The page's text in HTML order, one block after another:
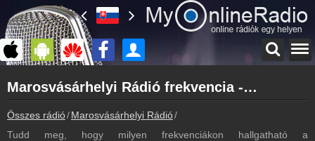
myonlineradio.hu
Marosvásárhelyi Rádió
Vissza a Marosvásárhelyi Rádió oldalára
Marosvásárhelyi Rádió frekvencia - Marosvásárhelyi Rádió frekvenciák
Összes rádió Marosvásárhelyi Rádió
Tudd meg, hogy milyen frekvenciákon hallgatható a